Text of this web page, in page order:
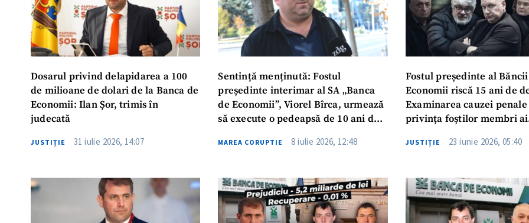
Dosarul privind delapidarea a 100
de milioane de dolari de la Banca de
Economii: Ilan Șor, trimis în
judecată
JUSTIȚIE 31 iulie 2026, 14:07
Sentință menținută: Fostul
președinte interimar al SA „Banca
de Economii”, Viorel Bîrca, urmează
să execute o pedeapsă de 10 ani de
MAREA CORUPTIE 8 iulie 2026, 12:48
Fostul președinte al
Economii riscă 15 ani de
Examinarea cauzei
privința foștilor membri ai
ajuns la etapa pronunțării
JUSTIȚIE 23 iunie 2026, 05:40